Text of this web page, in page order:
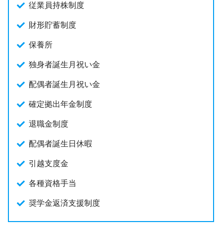
従業員持株制度
財形貯蓄制度
保養所
独身者誕生月祝い金
配偶者誕生月祝い金
確定拠出年金制度
退職金制度
配偶者誕生日休暇
引越支度金
各種資格手当
奨学金返済支援制度